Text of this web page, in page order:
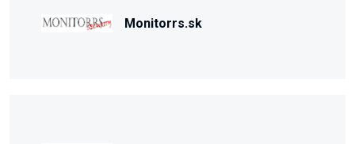
Monitorrs.sk